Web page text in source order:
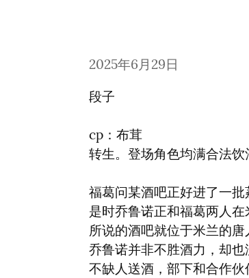
2025年6月29日
段子
cp：布茸
转生。登场角色均满合法饮
福葛问某酒吧正好进了一批
是时乔鲁诺正和福葛两人
所说的酒吧就位于米兰的唐
乔鲁诺并非不胜酒力，却
不缺人送酒，部下和合作